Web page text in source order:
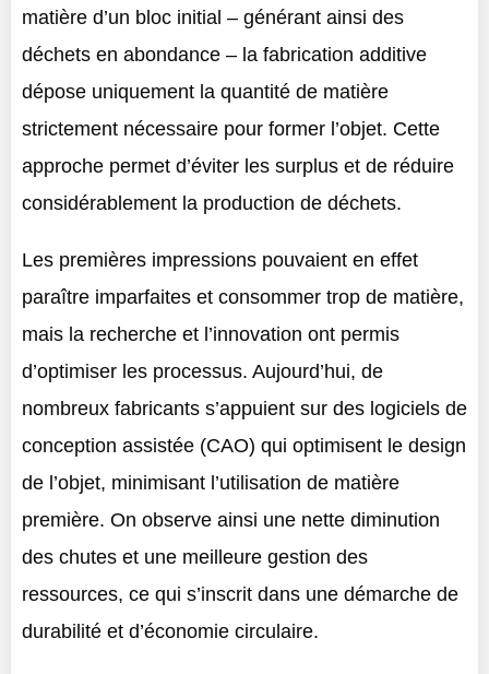
matière d’un bloc initial – générant ainsi des
déchets en abondance – la fabrication additive
dépose uniquement la quantité de matière
strictement nécessaire pour former l’objet. Cette
approche permet d’éviter les surplus et de réduire
considérablement la production de déchets.
Les premières impressions pouvaient en effet
paraître imparfaites et consommer trop de matière,
mais la recherche et l’innovation ont permis
d’optimiser les processus. Aujourd’hui, de
nombreux fabricants s’appuient sur des logiciels de
conception assistée (CAO) qui optimisent le design
de l’objet, minimisant l’utilisation de matière
première. On observe ainsi une nette diminution
des chutes et une meilleure gestion des
ressources, ce qui s’inscrit dans une démarche de
durabilité et d’économie circulaire.